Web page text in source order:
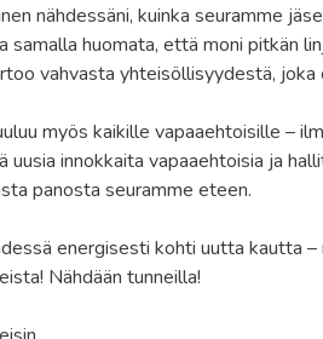
nähdessäni, kuinka seuramme
samalla huomata, että moni pitkän
vahvasta yhteisöllisyydestä, joka
myös kaikille vapaaehtoisille –
uusia innokkaita vapaaehtoisia ja
panosta seuramme eteen.
energisesti kohti uutta kautta
Nähdään tunneilla!